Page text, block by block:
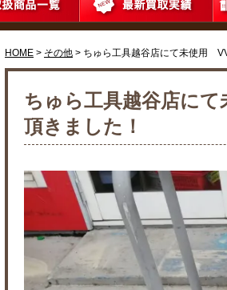
HOME > その他 > ちゅら工具越谷店にて未使用
ちゅら工具越谷店に
頂きました！